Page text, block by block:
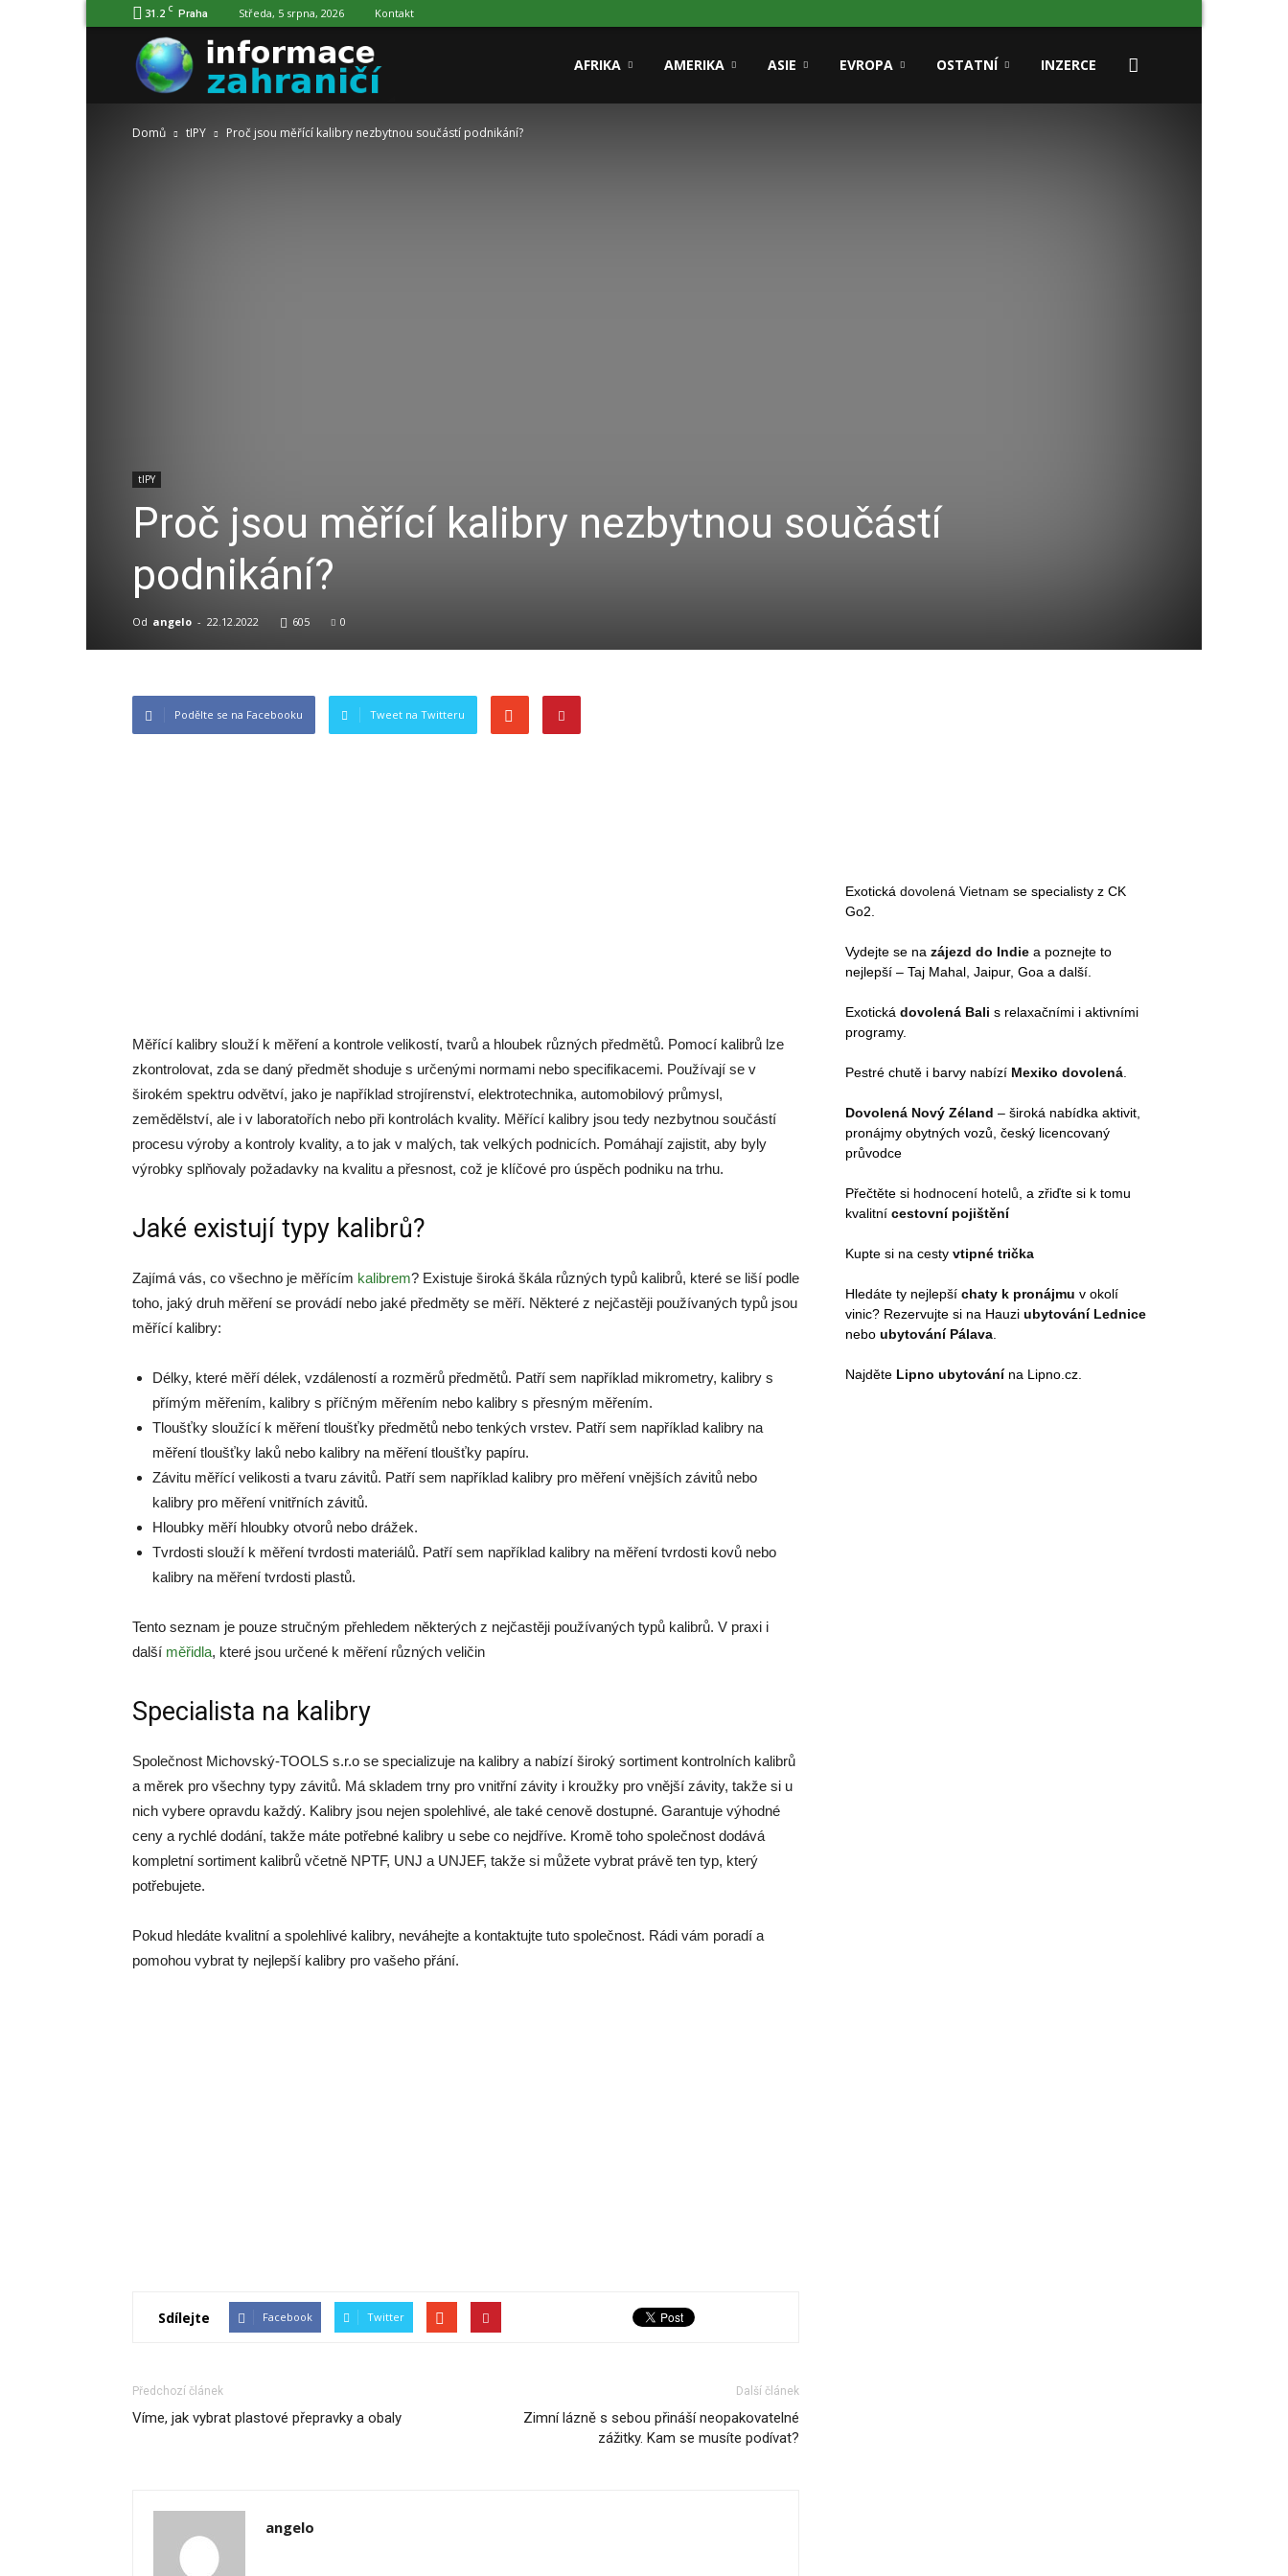
31.2 C Praha Středa, 5 srpna, 2026 Kontakt
o
AFRIKA AMERIKA ASIE EVROPA OSTATNÍ INZERCE
Domů tIPY Proč jsou měřící kalibry nezbytnou součástí podnikání?
tIPY
Proč jsou měřící kalibry nezbytnou součástí
podnikání?
Od angelo - 22.12.2022 605 0
Podělte se na Facebooku Tweet na Twitteru
Měřící kalibry slouží k měření a kontrole velikostí, tvarů a hloubek různých předmětů. Pomocí kalibrů lze
zkontrolovat, zda se daný předmět shoduje s určenými normami nebo specifikacemi. Používají se v
širokém spektru odvětví, jako je například strojírenství, elektrotechnika, automobilový průmysl,
zemědělství, ale i v laboratořích nebo při kontrolách kvality. Měřící kalibry jsou tedy nezbytnou součástí
procesu výroby a kontroly kvality, a to jak v malých, tak velkých podnicích. Pomáhají zajistit, aby byly
výrobky splňovaly požadavky na kvalitu a přesnost, což je klíčové pro úspěch podniku na trhu.
Jaké existují typy kalibrů?
Zajímá vás, co všechno je měřícím kalibrem? Existuje široká škála různých typů kalibrů, které se liší podle
toho, jaký druh měření se provádí nebo jaké předměty se měří. Některé z nejčastěji používaných typů jsou
měřící kalibry:
Délky, které měří délek, vzdáleností a rozměrů předmětů. Patří sem například mikrometry, kalibry s
přímým měřením, kalibry s příčným měřením nebo kalibry s přesným měřením.
Tloušťky sloužící k měření tloušťky předmětů nebo tenkých vrstev. Patří sem například kalibry na
měření tloušťky laků nebo kalibry na měření tloušťky papíru.
Závitu měřící velikosti a tvaru závitů. Patří sem například kalibry pro měření vnějších závitů nebo
kalibry pro měření vnitřních závitů.
Hloubky měří hloubky otvorů nebo drážek.
Tvrdosti slouží k měření tvrdosti materiálů. Patří sem například kalibry na měření tvrdosti kovů nebo
kalibry na měření tvrdosti plastů.
Tento seznam je pouze stručným přehledem některých z nejčastěji používaných typů kalibrů. V praxi i
další měřidla, které jsou určené k měření různých veličin
Specialista na kalibry
Společnost Michovský-TOOLS s.r.o se specializuje na kalibry a nabízí široký sortiment kontrolních kalibrů
a měrek pro všechny typy závitů. Má skladem trny pro vnitřní závity i kroužky pro vnější závity, takže si u
nich vybere opravdu každý. Kalibry jsou nejen spolehlivé, ale také cenově dostupné. Garantuje výhodné
ceny a rychlé dodání, takže máte potřebné kalibry u sebe co nejdříve. Kromě toho společnost dodává
kompletní sortiment kalibrů včetně NPTF, UNJ a UNJEF, takže si můžete vybrat právě ten typ, který
potřebujete.
Pokud hledáte kvalitní a spolehlivé kalibry, neváhejte a kontaktujte tuto společnost. Rádi vám poradí a
pomohou vybrat ty nejlepší kalibry pro vašeho přání.
Sdílejte Facebook Twitter
Předchozí článek
Víme, jak vybrat plastové přepravky a obaly
Další článek
Zimní lázně s sebou přináší neopakovatelné
zážitky. Kam se musíte podívat?
angelo
Exotická dovolená Vietnam se specialisty z CK
Go2.
Vydejte se na zájezd do Indie a poznejte to
nejlepší – Taj Mahal, Jaipur, Goa a další.
Exotická dovolená Bali s relaxačními i aktivními
programy.
Pestré chutě i barvy nabízí Mexiko dovolená
Dovolená Nový Zéland – široká nabídka aktivit,
pronájmy obytných vozů, český licencovaný
průvodce
Přečtěte si hodnocení hotelů , a zřiďte si k tomu
kvalitní cestovní pojištění
Kupte si na cesty vtipné trička
Hledáte ty nejlepší chaty k pronájmu v okolí
vinic? Rezervujte si na Hauzi ubytování Lednice
nebo ubytování Pálava
Najděte Lipno ubytovánína Lipno.cz.